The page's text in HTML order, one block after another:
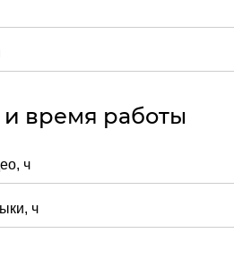
и время работы
ч
ч